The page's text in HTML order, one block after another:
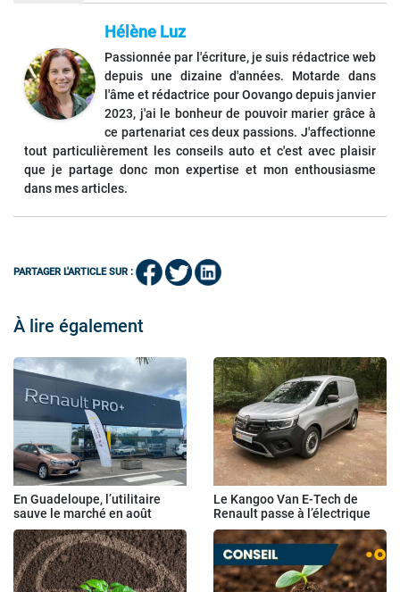
Hélène Luz
Passionnée par l'écriture, je suis rédactrice web
depuis une dizaine d'années. Motarde dans
l'âme et rédactrice pour Oovango depuis janvier
2023, j'ai le bonheur de pouvoir marier grâce à
ce partenariat ces deux passions. J'affectionne
tout particulièrement les conseils auto et c'est avec plaisir
que je partage donc mon expertise et mon enthousiasme
dans mes articles.
PARTAGER L'ARTICLE SUR :
À lire également
En Guadeloupe, l’utilitaire
sauve le marché en août
Le Kangoo Van E-Tech de
Renault passe à l’électrique